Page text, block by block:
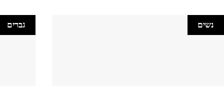
נשים גברים